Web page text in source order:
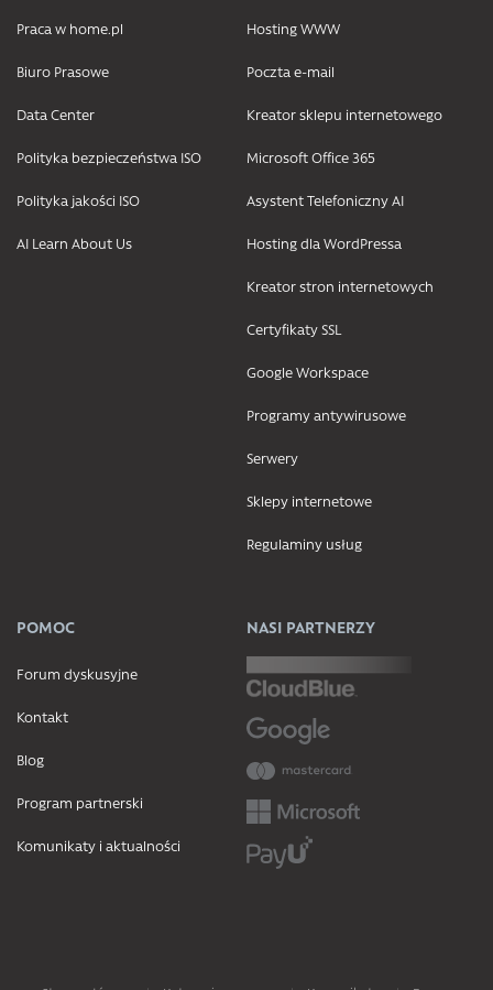
Praca w home.pl
Biuro Prasowe
Data Center
Polityka bezpieczeństwa ISO
Polityka jakości ISO
AI Learn About Us
Hosting WWW
Poczta e-mail
Kreator sklepu internetowego
Microsoft Office 365
Asystent Telefoniczny AI
Hosting dla WordPressa
Kreator stron internetowych
Certyfikaty SSL
Google Workspace
Programy antywirusowe
Serwery
Sklepy internetowe
Regulaminy usług
POMOC
Forum dyskusyjne
Kontakt
Blog
Program partnerski
Komunikaty i aktualności
NASI PARTNERZY